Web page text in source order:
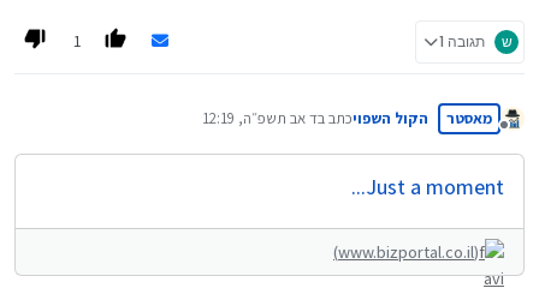
ש תגובה 1 1
מנותק
מאסטר הקול השפויכתב בד אב תשפ״ה, 12:19
נערך לאחרונה על ידי
Just a moment...
(www.bizportal.co.il)